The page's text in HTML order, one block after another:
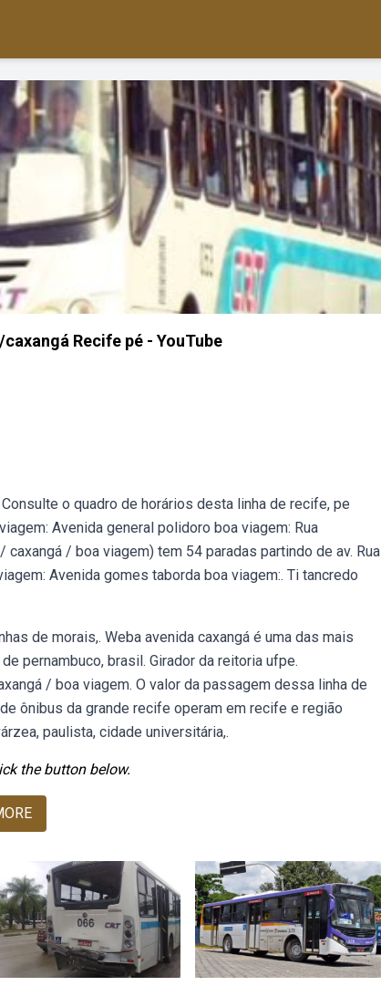
Recife pé - YouTube
o quadro de horários desta linha de recife, pe
Avenida general polidoro boa viagem: Rua
/ boa viagem) tem 54 paradas partindo de av. Rua
Avenida gomes taborda boa viagem:. Ti tancredo
de morais,. Weba avenida caxangá é uma das mais
pernambuco, brasil. Girador da reitoria ufpe.
/ boa viagem. O valor da passagem dessa linha de
ônibus da grande recife operam em recife e região
paulista, cidade universitária,.
the button below.